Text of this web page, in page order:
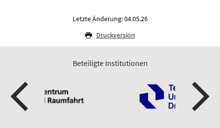
Letzte Änderung: 04.05.26
Druckversion
Beteiligte Institutionen